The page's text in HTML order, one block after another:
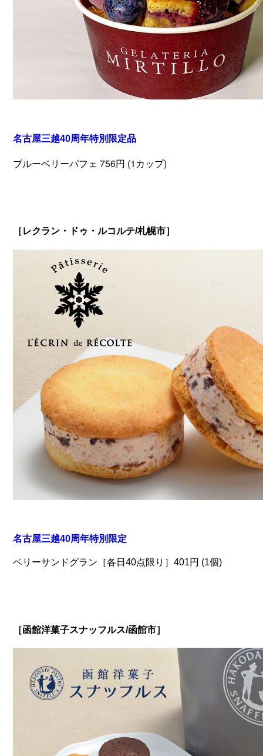
名古屋三越40周年特別限定品
ブルーベリーパフェ 756円 (1カップ)
［レクラン・ドゥ・ルコルテ/札幌市］
名古屋三越40周年特別限定
ベリーサンドグラン［各日40点限り］401円 (1個)
［函館洋菓子スナッフルス/函館市］